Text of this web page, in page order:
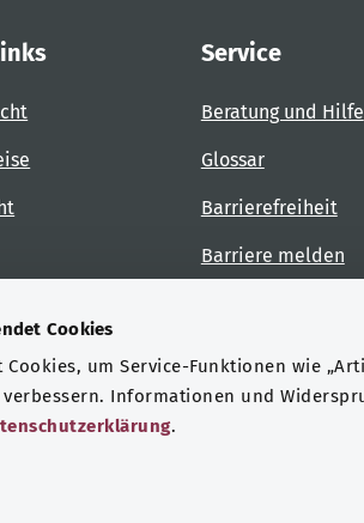
Cookies
Cookies, um Service-Funktionen wie
verbessern. Informationen und
.
Service
Beratung und Hilfe
Glossar
Barrierefreiheit
Barriere melden